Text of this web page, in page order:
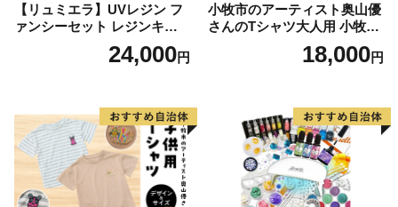
【リュミエラ】UVレジン フ
ァンシーセット レジンキッ
ト ハンドメイド レジンクラ
フト アクセサリーキット 手
24,000円
小牧市のアーティスト奥山優
さんのTシャツ大人用 小牧市
18,000円